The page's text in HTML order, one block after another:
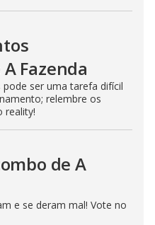
Fazenda
ser uma tarefa difícil
relembre os
reality!
de A
e se deram mal! Vote no